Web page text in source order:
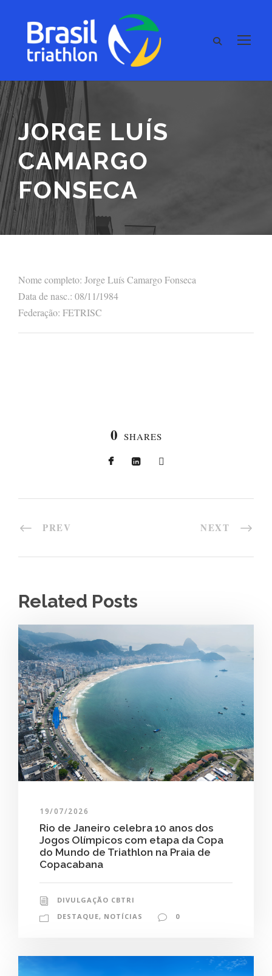
JORGE LUÍS
CAMARGO
FONSECA
Nome completo: Jorge Luís Camargo Fonseca
Data de nasc.: 08/11/1984
Federação: FETRISC
0 SHARES
PREV NEXT
Related Posts
19/07/2026
Rio de Janeiro celebra 10 anos dos
Jogos Olímpicos com etapa da Copa
do Mundo de Triathlon na Praia de
Copacabana
DIVULGAÇÃO CBTRI
DESTAQUE, NOTÍCIAS 0